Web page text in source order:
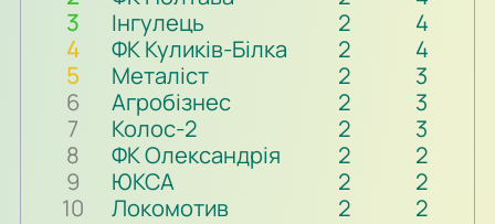
3
Інгулець 2
4
4
ФК Куликів-Білка 2
4
5
Металіст 2
3
6
Агробізнес 2
3
7
Колос-2 2
3
8
ФК Олександрія 2
2
9
ЮКСА 2
2
10
Локомотив 2 2